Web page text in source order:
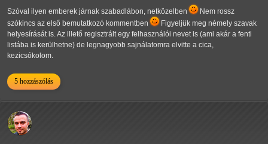
Szóval ilyen emberek járnak szabadlábon, netközelben
Nem rossz
szókincs az első bemutatkozó kommentben
Figyeljük meg némely szavak
helyesírását is. Az illető regisztrált egy felhasználói nevet is (ami akár a fenti
listába is kerülhetne) de legnagyobb sajnálatomra elvitte a cica,
kezicsókolom.
5 hozzászólás